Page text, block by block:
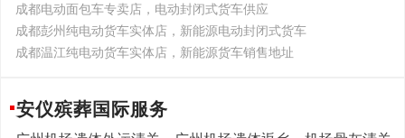
成都电动面包车专卖店，电动封闭式货车供应
成都彭州纯电动货车实体店，新能源电动封闭式货车
成都温江纯电动货车实体店，新能源货车销售地址
安仪殡葬国际服务